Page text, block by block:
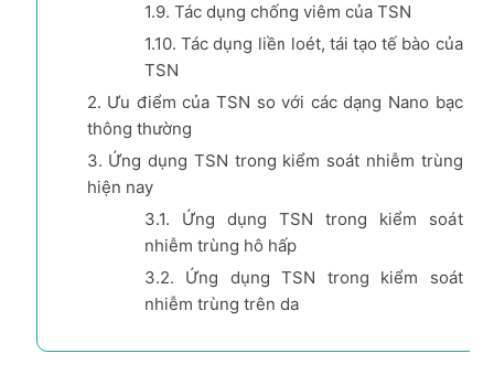
1.9. Tác dụng chống viêm của TSN
1.10. Tác dụng liền loét, tái tạo tế bào của
TSN
2. Ưu điểm của TSN so với các dạng Nano bạc
thông thường
3. Ứng dụng TSN trong kiểm soát nhiễm trùng
hiện nay
3.1. Ứng dụng TSN trong kiểm soát
nhiễm trùng hô hấp
3.2. Ứng dụng TSN trong kiểm soát
nhiễm trùng trên da